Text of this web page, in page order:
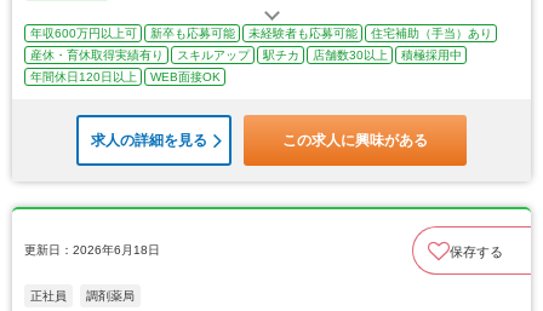
年収600万円以上可 新卒も応募可能 未経験者も応募可能
住宅補助（手当）あり
産休・育休取得実績有り
スキルアップ 駅チカ 店舗数30以上
積極採用中
年間休日120日以上
WEB面接OK
求人の詳細を見る この求人に興味がある
更新日：2026年6月18日 保存する
正社員 調剤薬局